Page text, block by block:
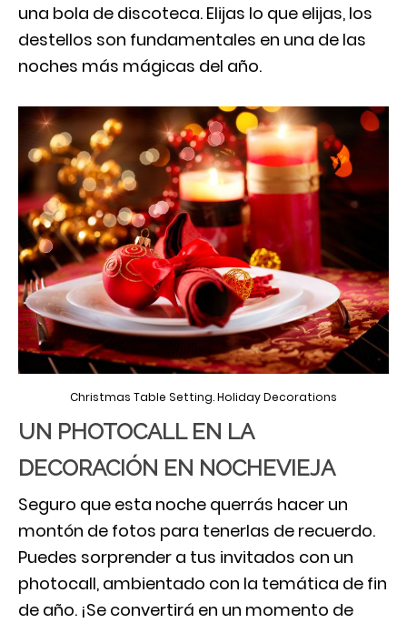
una bola de discoteca. Elijas lo que elijas, los
destellos son fundamentales en una de las
noches más mágicas del año.
Christmas Table Setting. Holiday Decorations
UN PHOTOCALL EN LA
DECORACIÓN EN NOCHEVIEJA
Seguro que esta noche querrás hacer un
montón de fotos para tenerlas de recuerdo.
Puedes sorprender a tus invitados con un
photocall, ambientado con la temática de fin
de año. ¡Se convertirá en un momento de